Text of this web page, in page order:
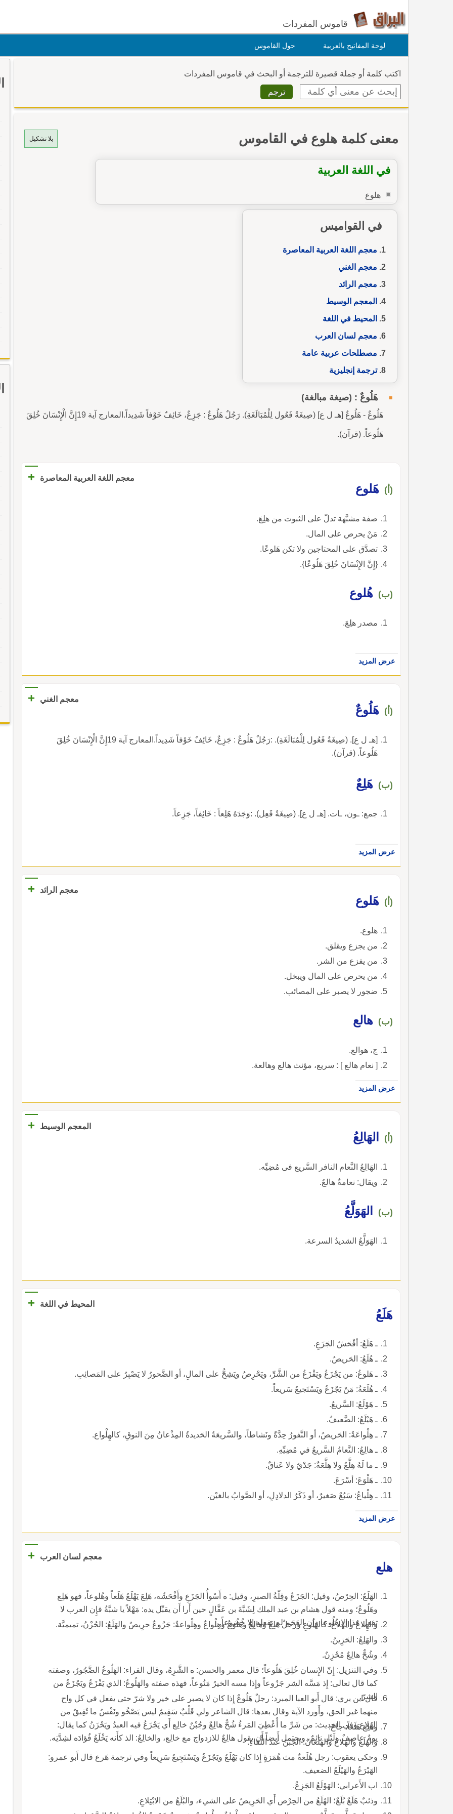
قاموس المفردات
لوحة المفاتيح بالعربية حول القاموس
اكتب كلمة أو جملة قصيرة للترجمة أو البحث في قاموس المفردات
بلا تشكيل معنى كلمة هلوع في القاموس
في اللغة العربية
هلوع
في القواميس
معجم اللغة العربية المعاصرة
معجم الغني
معجم الرائد
المعجم الوسيط
المحيط في اللغة
معجم لسان العرب
مصطلحات عربية عامة
ترجمة إنجليزية
هَلُوعٌ : (صيغة مبالغة)
هَلُوعٌ - هَلُوعٌ [هـ ل ع] (صِيغَةُ فَعُول لِلْمُبَالَغَةِ). رَجُلٌ هَلُوعٌ : جَزِعٌ، خَائِفٌ خَوْفاً شَدِيداً.المعارج آية 19إِنَّ الْإِنْسَانَ خُلِقَ
هَلُوعاً. (قرآن).
معجم اللغة العربية المعاصرة +
(أ) هَلوع
صفة مشبَّهة تدلّ على الثبوت من هلِعَ.
مَنْ يحرص على المال.
تصدَّق على المحتاجين ولا تكن هَلوعًا.
{إِنَّ الإِنْسَانَ خُلِقَ هَلُوعًا}.
(ب) هُلوع
مصدر هلِعَ.
عرض المزيد
معجم الغني +
(أ) هَلُوعٌ
[هـ ل ع]. (صِيغَةُ فَعُول لِلْمُبَالَغَةِ). :رَجُلٌ هَلُوعٌ : جَزِعٌ، خَائِفٌ خَوْفاً شَدِيداً.المعارج آية 19إِنَّ الْإِنْسَانَ خُلِقَ
هَلُوعاً. (قرآن).
(ب) هَلِعٌ
جمع: ـون، ـات. [هـ ل ع]. (صِيغَةُ فَعِل). :وَجَدَهُ هَلِعاً : خَائِفاً، جَزِعاً.
عرض المزيد
معجم الرائد +
(أ) هَلوع
هلوع.
من يجزع ويقلق.
من يفزع من الشر.
من يحرص على المال ويبخل.
ضجور لا يصبر على المصائب.
(ب) هالع
ج، هوالع.
[ نعام هالع ] : سريع، مؤنث هالع وهالعة.
عرض المزيد
المعجم الوسيط +
(أ) الهَالِعُ
الهَالِعُ النَّعام النافر السَّريع فى مُضِيِّه.
ويقال: نعامةٌ هالعٌ.
(ب) الهَوَلَّعُ
الهَوَلَّعُ الشديدُ السرعة.
المحيط في اللغة
+
هَلَعُ
ـ هَلَعُ: أفْحَشُ الجَزَعِ.
ـ هُلَعُ: الحَريصُ.
ـ هَلوعُ: من يَجْزَعُ ويَفْزَعُ من الشَّرِّ، ويَحْرِصُ ويَشِحُّ على المالِ، أو الضَّحورُ لا يَصْبِرُ على المَصائِبِ.
ـ هُلَعَةُ: مَنْ يَجْزَعُ ويَسْتَجيعُ سَريعاً.
ـ هَوْلَعُ: السَّريعُ.
ـ هَيْلَعُ: الضَّعيفُ.
ـ هِلْواعَةُ: الحَريصُ، أو النَّفورُ حِدَّةً ونَشاطاً، والسَّريعَةُ الحَديدةُ المِذْعانُ مِنَ النوقِ، كالهِلْواع.
ـ هالِعُ: النَّعامُ السَّريعُ في مُضِيِّهِ.
ـ ما لَهُ هِلَّعٌ ولا هِلَّعَةٌ: جَدْيٌ ولا عَناقٌ.
ـ هَلْوَعَ: أسْرَعَ.
ـ هِلْياعُ: سَبُعٌ صَغيرٌ، أو ذَكَرُ الدلادِلِ، أو الصَّوابُ بالغيْن.
عرض المزيد
معجم لسان العرب
+
هلع
الهَلَعُ: الحِرْصُ، وقيل: الجَزَعُ وقِلّةُ الصبرِ، وقيل: ه أَسْوأُ الجَزَعِ وأَفْحَشُه، هَلِعَ يَهْلَعُ هَلَعاً وهُلوعاً، فهو هَلِع
وهَلُوعٌ؛ ومنه قول هشام بن عبد الملك لِشَبَّةَ بن عَقَّالٍ حين أَرا أَن يقبِّل يده: مَهْلاً يا شبَّةُ فإِن العرب لا
تفعل هذا إِلا هُلُوعا وإِن العَجَم لم تفعله إِلا خُضوعاً.
والهِلاعُ والهُلاعُ: كالهُلُوعِ ورجلٌ هَلِعٌ وهالِعٌ وهَلُوعٌ وهِلْواعٌ وهِلْواعةٌ: جَزُوعٌ حرِيصٌ والهَلَعُ: الحُزْنُ، تميميَّة.
والهَلِعُ: الحَزِينُ.
وشُحٌّ هالِعٌ مُحْزِنٌ.
وفي التنزيل: إِنّ الإِنسان خُلِقَ هَلُوعاً؛ قال معمر والحسن: ه الشَّرِهُ، وقال الفراء: الهَلُوعُ الضَّجُورُ، وصفته
كما قال تعالى: إِذ مَسَّه الشر جَزُوعاً وإِذا مسه الخيرُ مَنُوعاً، فهذه صفته والهَلُوعُ: الذي يَفْزَعُ ويَجْزَعُ من
الشرّ.
قال ابن بري: قال أَبو العبا المبرد: رجلٌ هَلُوعٌ إِذا كان لا يصبر على خير ولا شرّ حتى يفعل في كل واح
منهما غير الحق، وأَورد الآية وقال بعدها: قال الشاعر ولي قَلْبٌ سَقِيمٌ ليس يَصْخُو ونَفْسٌ ما تُفِيقُ من
الهُلاع وفي الحديث: من شَرِّ ما أُعْطِيَ المَرءُ شُحٌّ هالِعٌ وجُبْنٌ خالِع أَي يَجْزَعُ فيه العبدُ ويَحْزَنُ كما يقال:
يومٌ عاصِفٌ ولَيْل نائِمٌ، ويحتمل أَيضاً أَن يقول هالِعٌ للازدواج مع خالِع، والخالِعُ: الذ كأَنه يَخْلَعُ فُؤادَه لشِدَّتِه.
وهَلِعَ هَلَعاً: جاعَ.
والهَلَع والهُلاعُ والهَلَعانُ: الجُبْنُ عند اللِّقاءِ.
وحكى يعقوب: رجل هُلَعةٌ مث هُمَزةٍ إِذا كان يَهْلَعُ ويَجْزَعُ ويَسْتَجِيعُ سَرِيعاً وفي ترجمة هَرع قال أَبو عمرو:
الهَيْرَعُ والهَيْلَعُ الضعيف.
اب الأَعرابي: الهَوْلَعُ الجَزِعُ.
وذئبٌ هَلَعٌ بُلَعٌ؛ الهُلَعُ من الحِرْص أَي الحَرِيصُ على الشيء، والبُلَعُ من الابْتِلاعِ.